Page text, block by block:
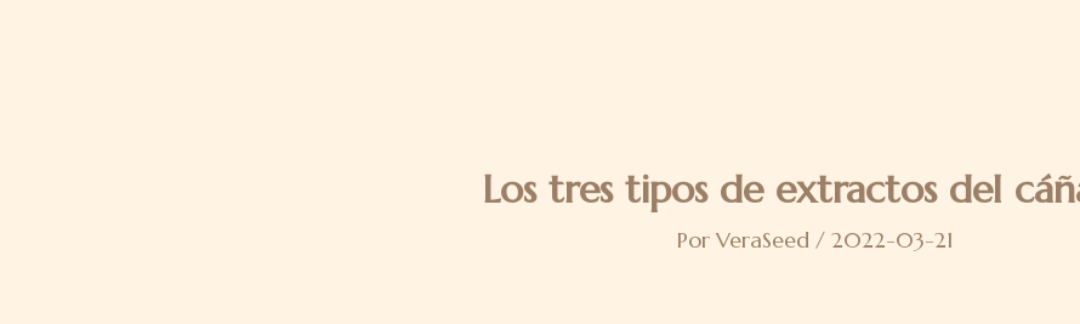
Los tres tipos de extractos del
Por VeraSeed / 2022-03-21